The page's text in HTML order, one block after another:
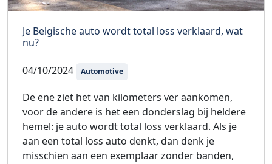
Je Belgische auto wordt total loss verklaard, wat
nu?
04/10/2024 Automotive
De ene ziet het van kilometers ver aankomen,
voor de andere is het een donderslag bij heldere
hemel: je auto wordt total loss verklaard. Als je
aan een total loss auto denkt, dan denk je
misschien aan een exemplaar zonder banden,